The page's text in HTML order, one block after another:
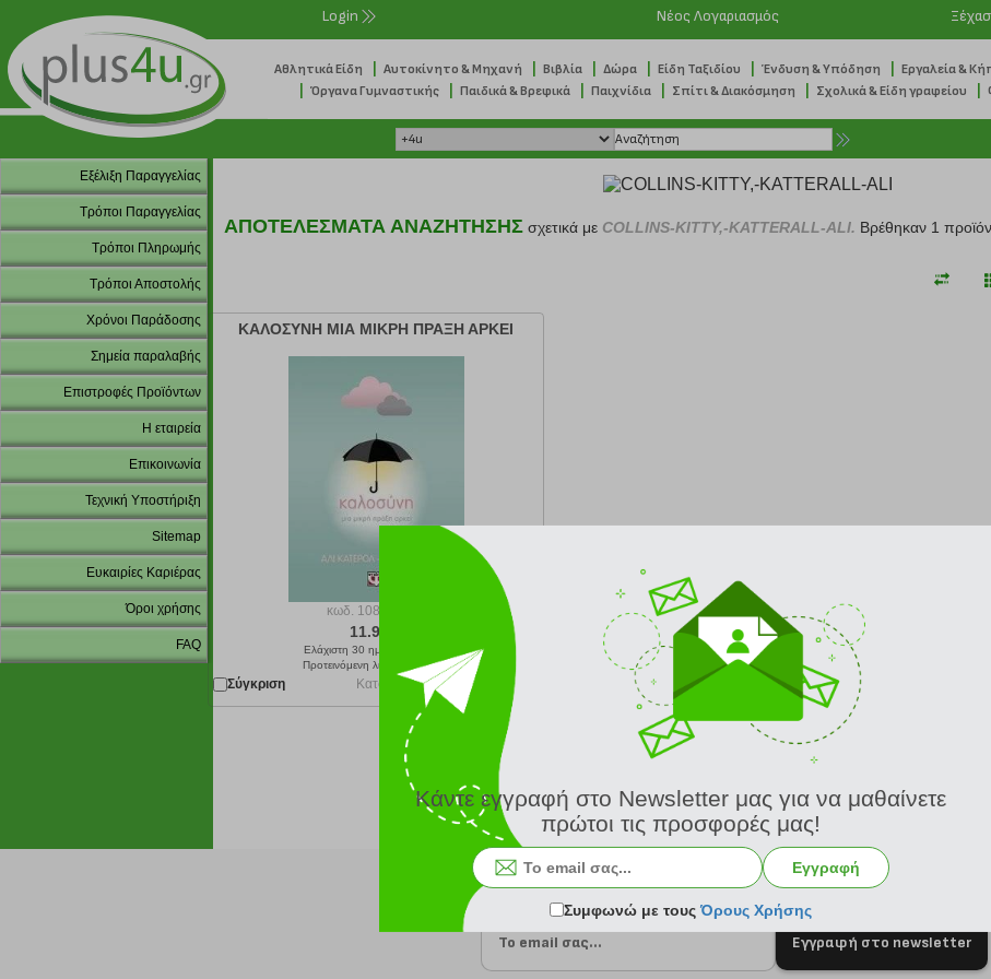
Login Νέος Λογαριασμός
Αθλητικά Είδη Αυτοκίνητο & Μηχανή Βιβλία Δώρα Είδη Ταξιδίου Ένδυση & Υπόδηση Εργαλεία &
Όργανα Γυμναστικής Παιδικά & Βρεφικά Παιχνίδια Σπίτι & Διακόσμηση Σχολικά & Είδη γραφείου
Εξέλιξη Παραγγελίας
Τρόποι Παραγγελίας
Τρόποι Πληρωμής
Τρόποι Αποστολής
Χρόνοι Παράδοσης
Σημεία παραλαβής
Επιστροφές Προϊόντων
Η εταιρεία
Επικοινωνία
Τεχνική Υποστήριξη
Sitemap
Ευκαιρίες Καριέρας
Όροι χρήσης
FAQ
ΑΠΟΤΕΛΕΣΜΑΤΑ ΑΝΑΖΗΤΗΣΗΣ σχετικά με COLLINS-KITTY,-KATTERALL-ALI. Βρέθηκαν 1
ΚΑΛΟΣΥΝΗ ΜΙΑ ΜΙΚΡΗ ΠΡΑΞΗ ΑΡΚΕΙ
κωδ. 108195488
11.97 €
Ελάχιστη 30 ημερών 13.30 €
Προτεινόμενη λιανική 13.30 €
Σύγκριση Κατόπιν παραγγελίας από 24/8
Εγγραφή στο newsletter
Κάντε εγγραφή στο Newsletter μας για να μαθαίνετε
πρώτοι τις προσφορές μας!
Εγγραφή
Συμφωνώ με τουςΌρους Χρήσης